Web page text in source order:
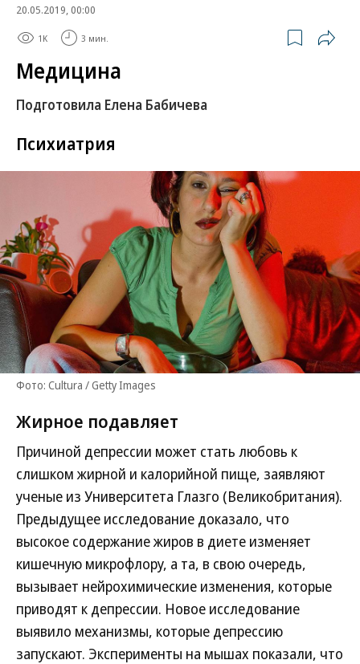
20.05.2019, 00:00
1K 3 мин.
Медицина
Подготовила Елена Бабичева
Психиатрия
Фото: Cultura / Getty Images
Жирное подавляет
Причиной депрессии может стать любовь к
слишком жирной и калорийной пище, заявляют
ученые из Университета Глазго (Великобритания).
Предыдущее исследование доказало, что
высокое содержание жиров в диете изменяет
кишечную микрофлору, а та, в свою очередь,
вызывает нейрохимические изменения, которые
приводят к депрессии. Новое исследование
выявило механизмы, которые депрессию
запускают. Эксперименты на мышах показали, что